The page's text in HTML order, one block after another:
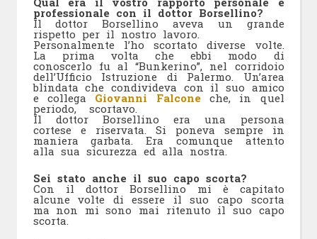
professionale con il dottor Borsellino?
Il dottor Borsellino aveva un grande
rispetto per il nostro lavoro.
Personalmente l’ho scortato diverse volte.
La prima volta che ebbi modo di
conoscerlo fu al “Bunkerino”, nel corridoio
dell’Ufficio Istruzione di Palermo. Un’area
blindata che condivideva con il suo amico
e collega Giovanni Falconeche, in quel
periodo, scortavo.
Il dottor Borsellino era una persona
cortese e riservata. Si poneva sempre in
maniera garbata. Era comunque attento
alla sua sicurezza ed alla nostra.
Sei stato anche il suo capo scorta?
Con il dottor Borsellino mi è capitato
alcune volte di essere il suo capo scorta
ma non mi sono mai ritenuto il suo capo
scorta.